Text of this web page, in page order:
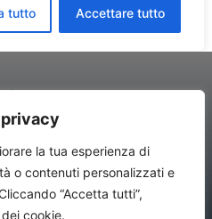
privacy
la tua esperienza di
o contenuti personalizzati e
“Accetta tutti”,
cookie.